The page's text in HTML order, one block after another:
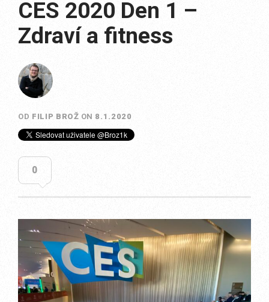
CES 2020 Den 1 –
Zdraví a fitness
OD FILIP BROŽ ON 8.1.2020
0